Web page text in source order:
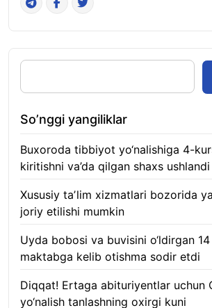
So’nggi yangiliklar
Buxoroda tibbiyot yo‘nalishiga 4-
kiritishni va’da qilgan shaxs ushlandi
Xususiy taʼlim xizmatlari bozorida
joriy etilishi mumkin
Uyda bobosi va buvisini o‘ldirgan
maktabga kelib otishma sodir etdi
Diqqat! Ertaga abituriyentlar uchun
yo‘nalish tanlashning oxirgi kuni